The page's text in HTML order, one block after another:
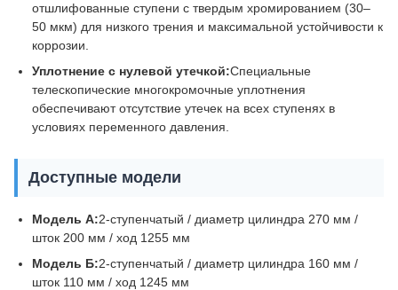
отшлифованные ступени с твердым хромированием (30–
50 мкм) для низкого трения и максимальной устойчивости к
коррозии.
Уплотнение с нулевой утечкой:Специальные
телескопические многокромочные уплотнения
обеспечивают отсутствие утечек на всех ступенях в
условиях переменного давления.
Доступные модели
Модель А:2-ступенчатый / диаметр цилиндра 270 мм /
шток 200 мм / ход 1255 мм
Модель Б:2-ступенчатый / диаметр цилиндра 160 мм /
шток 110 мм / ход 1245 мм